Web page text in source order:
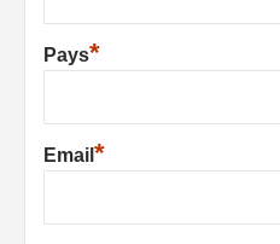
Pays*
Email *